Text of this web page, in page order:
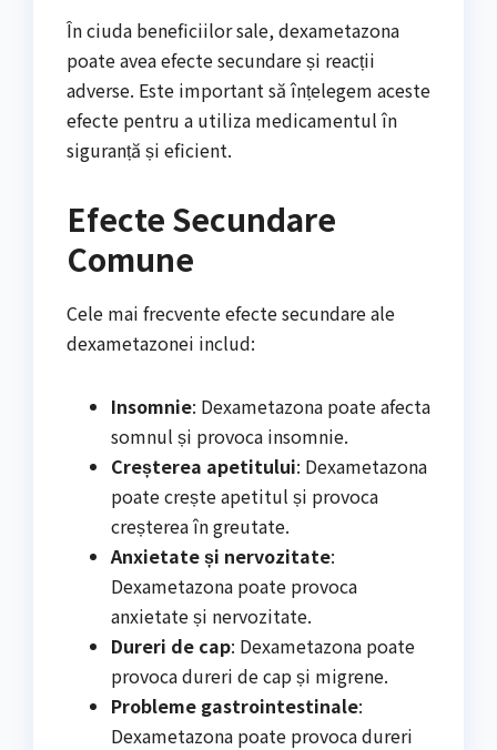
În ciuda beneficiilor sale, dexametazona
poate avea efecte secundare și reacții
adverse. Este important să înțelegem aceste
efecte pentru a utiliza medicamentul în
siguranță și eficient.
Efecte Secundare
Comune
Cele mai frecvente efecte secundare ale
dexametazonei includ:
Insomnie: Dexametazona poate afecta
somnul și provoca insomnie.
Creșterea apetitului: Dexametazona
poate crește apetitul și provoca
creșterea în greutate.
Anxietate și nervozitate:
Dexametazona poate provoca
anxietate și nervozitate.
Dureri de cap: Dexametazona poate
provoca dureri de cap și migrene.
Probleme gastrointestinale:
Dexametazona poate provoca dureri